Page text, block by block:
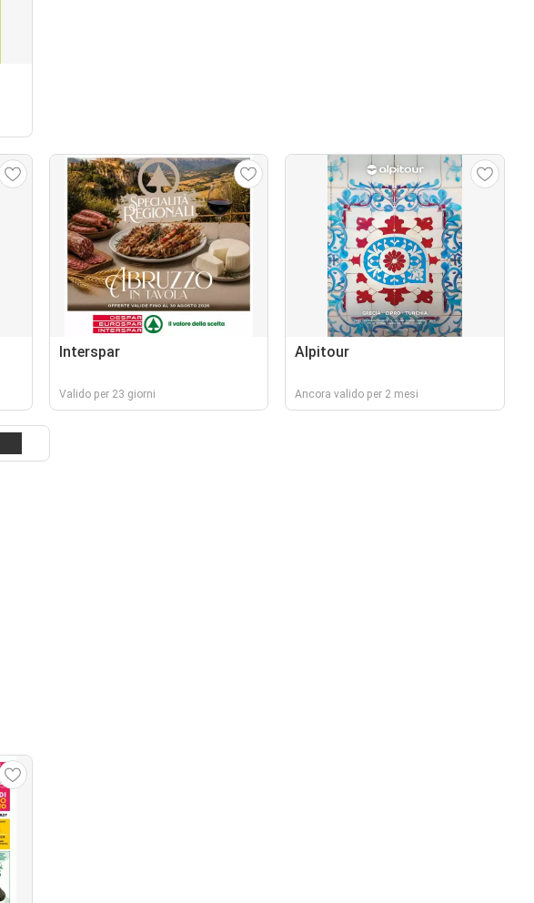
Interspar
Valido per 23 giorni
Alpitour
Ancora valido per 2 mesi